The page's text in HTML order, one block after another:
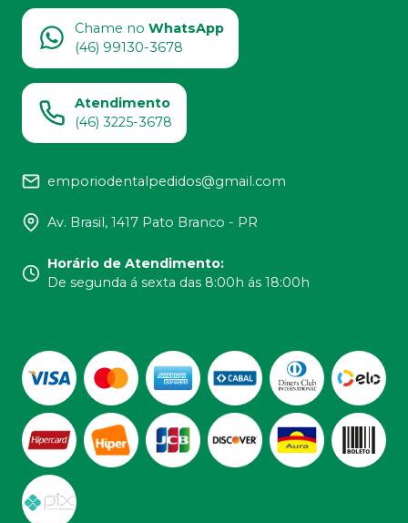
Chame no WhatsApp
(46) 99130-3678
Atendimento
(46) 3225-3678
emporiodentalpedidos@gmail.com
Av. Brasil, 1417 Pato Branco - PR
Horário de Atendimento:
De segunda á sexta das 8:00h ás 18:00h